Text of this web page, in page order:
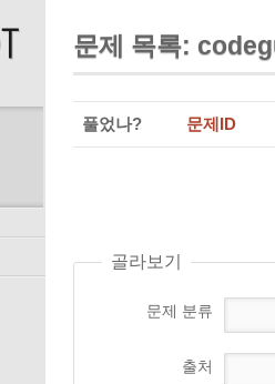
문제 목록:
풀었나? 문제ID
골라보기
문제 분류
출처